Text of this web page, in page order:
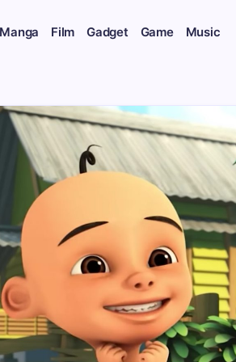
Film Gadget Game Music